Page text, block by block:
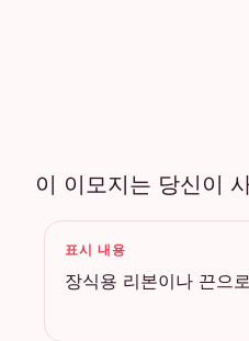
이 이모지는 당신이
표시 내용
장식용 리본이나 끈으